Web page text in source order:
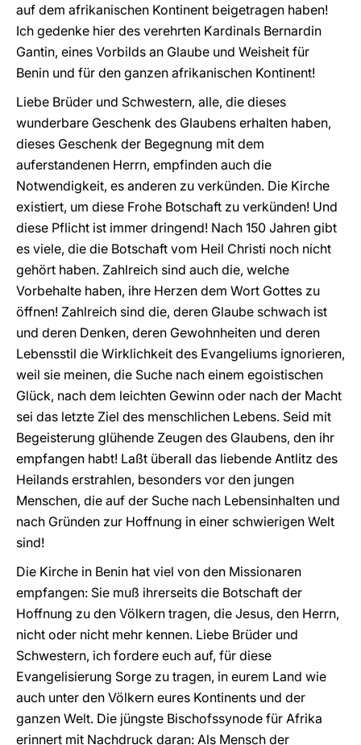
auf dem afrikanischen Kontinent beigetragen haben!
Ich gedenke hier des verehrten Kardinals Bernardin
Gantin, eines Vorbilds an Glaube und Weisheit für
Benin und für den ganzen afrikanischen Kontinent!
Liebe Brüder und Schwestern, alle, die dieses
wunderbare Geschenk des Glaubens erhalten haben,
dieses Geschenk der Begegnung mit dem
auferstandenen Herrn, empfinden auch die
Notwendigkeit, es anderen zu verkünden. Die Kirche
existiert, um diese Frohe Botschaft zu verkünden! Und
diese Pflicht ist immer dringend! Nach 150 Jahren gibt
es viele, die die Botschaft vom Heil Christi noch nicht
gehört haben. Zahlreich sind auch die, welche
Vorbehalte haben, ihre Herzen dem Wort Gottes zu
öffnen! Zahlreich sind die, deren Glaube schwach ist
und deren Denken, deren Gewohnheiten und deren
Lebensstil die Wirklichkeit des Evangeliums ignorieren,
weil sie meinen, die Suche nach einem egoistischen
Glück, nach dem leichten Gewinn oder nach der Macht
sei das letzte Ziel des menschlichen Lebens. Seid mit
Begeisterung glühende Zeugen des Glaubens, den ihr
empfangen habt! Laßt überall das liebende Antlitz des
Heilands erstrahlen, besonders vor den jungen
Menschen, die auf der Suche nach Lebensinhalten und
nach Gründen zur Hoffnung in einer schwierigen Welt
sind!
Die Kirche in Benin hat viel von den Missionaren
empfangen: Sie muß ihrerseits die Botschaft der
Hoffnung zu den Völkern tragen, die Jesus, den Herrn,
nicht oder nicht mehr kennen. Liebe Brüder und
Schwestern, ich fordere euch auf, für diese
Evangelisierung Sorge zu tragen, in eurem Land wie
auch unter den Völkern eures Kontinents und der
ganzen Welt. Die jüngste Bischofssynode für Afrika
erinnert mit Nachdruck daran: Als Mensch der